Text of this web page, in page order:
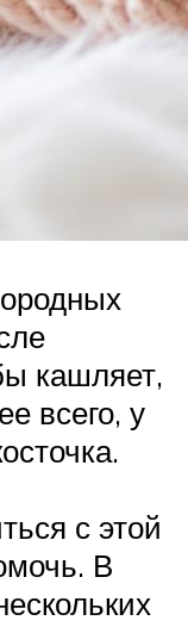
кашляет,
всего, у
с этой
В